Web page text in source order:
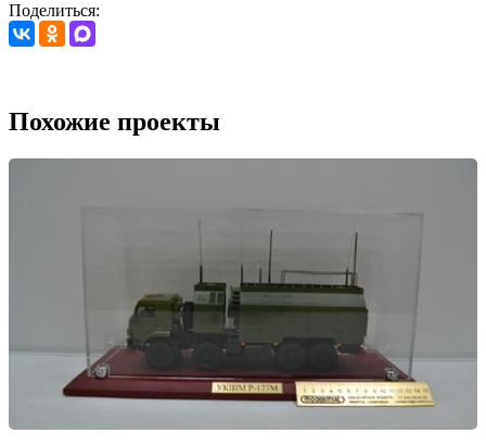
Поделиться:
Похожие проекты